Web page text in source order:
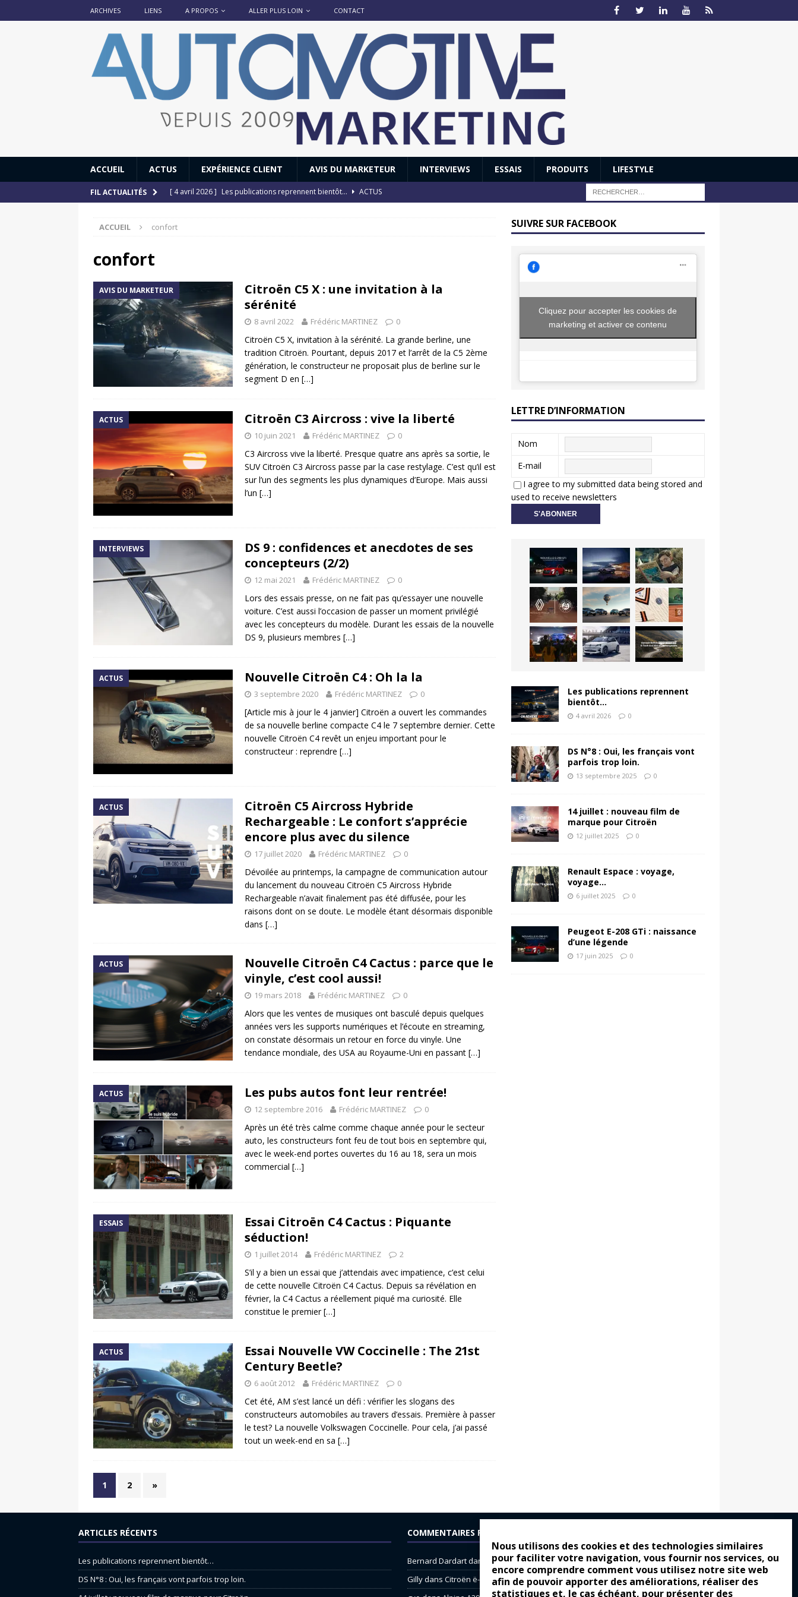
Nous utilisons des cookies et des technologies similaires
pour faciliter votre navigation, vous fournir nos services, ou
encore comprendre comment vous utilisez notre site web
afin de pouvoir apporter des améliorations, réaliser des
statistiques et, le cas échéant, pour présenter des
ARCHIVES LIENS A PROPOS ALLER PLUS LOIN CONTACT
ACCUEIL ACTUS EXPÉRIENCE CLIENT AVIS DU MARKETEUR INTERVIEWS ESSAIS PRODUITS LIFESTYLE
FIL ACTUALITÉS [ 4 avril 2026 ] Les publications reprennent bientôt…
ACTUS
[ 12 juillet 2025 ]
[ 11 avril 2020 ]
#StayHome : Honda dévoile un spot publicitaire… confiné! ACTUS
ACCUEIL confort
confort
AVIS DU MARKETEUR
Citroën C5 X : une invitation à la
sérénité
8 avril 2022 Frédéric MARTINEZ 0
Citroën C5 X, invitation à la sérénité. La grande berline, une
tradition Citroën. Pourtant, depuis 2017 et l’arrêt de la C5 2ème
génération, le constructeur ne proposait plus de berline sur le
segment D en […]
ACTUS Citroën C3 Aircross : vive la liberté
10 juin 2021 Frédéric MARTINEZ 0
C3 Aircross vive la liberté. Presque quatre ans après sa sortie, le
SUV Citroën C3 Aircross passe par la case restylage. C’est qu’il est
sur l’un des segments les plus dynamiques d’Europe. Mais aussi
l’un […]
INTERVIEWS
DS 9 : confidences et anecdotes de ses
concepteurs (2/2)
12 mai 2021 Frédéric MARTINEZ 0
Lors des essais presse, on ne fait pas qu’essayer une nouvelle
voiture. C’est aussi l’occasion de passer un moment privilégié
avec les concepteurs du modèle. Durant les essais de la nouvelle
DS 9, plusieurs membres […]
ACTUS Nouvelle Citroën C4 : Oh la la
3 septembre 2020 Frédéric MARTINEZ 0
[Article mis à jour le 4 janvier] Citroën a ouvert les commandes
de sa nouvelle berline compacte C4 le 7 septembre dernier. Cette
nouvelle Citroën C4 revêt un enjeu important pour le
constructeur : reprendre […]
ACTUS
Citroën C5 Aircross Hybride
Rechargeable : Le confort s’apprécie
encore plus avec du silence
17 juillet 2020 Frédéric MARTINEZ 0
Dévoilée au printemps, la campagne de communication autour
du lancement du nouveau Citroën C5 Aircross Hybride
Rechargeable n’avait finalement pas été diffusée, pour les
raisons dont on se doute. Le modèle étant désormais disponible
dans […]
ACTUS
Nouvelle Citroën C4 Cactus : parce que le
vinyle, c’est cool aussi!
19 mars 2018 Frédéric MARTINEZ 0
Alors que les ventes de musiques ont basculé depuis quelques
années vers les supports numériques et l’écoute en streaming,
on constate désormais un retour en force du vinyle. Une
tendance mondiale, des USA au Royaume-Uni en passant […]
ACTUS Les pubs autos font leur rentrée!
12 septembre 2016 Frédéric MARTINEZ 0
Après un été très calme comme chaque année pour le secteur
auto, les constructeurs font feu de tout bois en septembre qui,
avec le week-end portes ouvertes du 16 au 18, sera un mois
commercial […]
ESSAIS
Essai Citroën C4 Cactus : Piquante
séduction!
1 juillet 2014 Frédéric MARTINEZ 2
S’il y a bien un essai que j’attendais avec impatience, c’est celui
de cette nouvelle Citroën C4 Cactus. Depuis sa révélation en
février, la C4 Cactus a réellement piqué ma curiosité. Elle
constitue le premier[…]
ACTUS
Essai Nouvelle VW Coccinelle : The 21st
Century Beetle?
6 août 2012 Frédéric MARTINEZ 0
Cet été, AM s’est lancé un défi : vérifier les slogans des
constructeurs automobiles au travers d’essais. Première à passer
le test? La nouvelle Volkswagen Coccinelle. Pour cela, j’ai passé
tout un week-end en sa […]
1 2 »
SUIVRE SUR FACEBOOK
Cliquez pour accepter les cookies de
marketing et activer ce contenu
LETTRE D’INFORMATION
Nom
E-mail
I agree to my submitted data being stored and
used to receive newsletters
Les publications reprennent
bientôt…
4 avril 2026 0
DS N°8 : Oui, les français vont
parfois trop loin.
13 septembre 2025 0
14 juillet : nouveau film de
marque pour Citroën
12 juillet 2025 0
Renault Espace : voyage,
voyage…
6 juillet 2025 0
Peugeot E-208 GTi : naissance
d’une légende
17 juin 2025 0
ARTICLES RÉCENTS
Les publications reprennent bientôt…
DS N°8 : Oui, les français vont parfois trop loin.
COMMENTAIRES RÉCENTS
Bernard Dardartdans
Dacia Sandero : pour les gens vrais
Gillydans Citroën ë-C3 : la révolution a commencé